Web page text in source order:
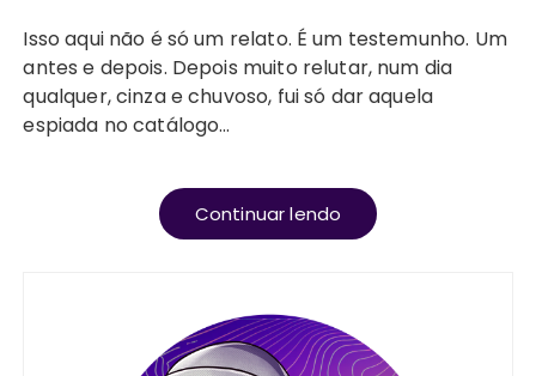
Isso aqui não é só um relato. É um testemunho. Um
antes e depois. Depois muito relutar, num dia
qualquer, cinza e chuvoso, fui só dar aquela
espiada no catálogo…
Continuar lendo